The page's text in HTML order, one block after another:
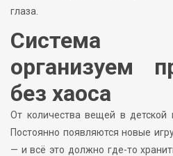
глаза.
Система
организуем
без хаоса
От количества вещей в детской
Постоянно появляются новые
— и всё это должно где-то